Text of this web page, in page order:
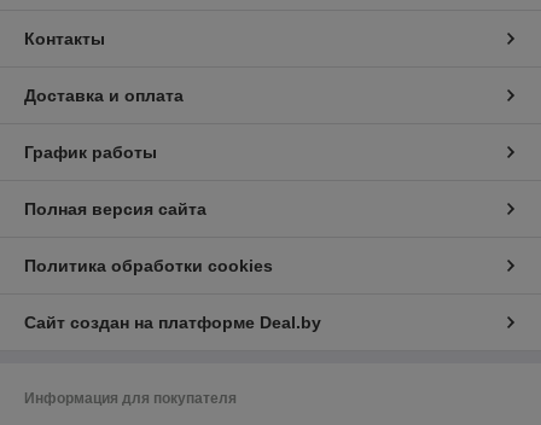
Контакты
Доставка и оплата
График работы
Полная версия сайта
Политика обработки cookies
Сайт создан на платформе Deal.by
Информация для покупателя